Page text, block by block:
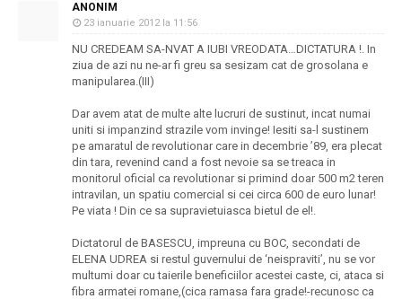
ANONIM
23 ianuarie 2012 la 11:56
NU CREDEAM SA-NVAT A IUBI VREODATA…DICTATURA !. In
ziua de azi nu ne-ar fi greu sa sesizam cat de grosolana e
manipularea.(III)
Dar avem atat de multe alte lucruri de sustinut, incat numai
uniti si impanzind strazile vom invinge! Iesiti sa-l sustinem
pe amaratul de revolutionar care in decembrie ’89, era plecat
din tara, revenind cand a fost nevoie sa se treaca in
monitorul oficial ca revolutionar si primind doar 500 m2 teren
intravilan, un spatiu comercial si cei circa 600 de euro lunar!
Pe viata ! Din ce sa supravietuiasca bietul de el!.
Dictatorul de BASESCU, impreuna cu BOC, secondati de
ELENA UDREA si restul guvernului de ‘neispraviti’, nu se vor
multumi doar cu taierile beneficiilor acestei caste, ci, ataca si
fibra armatei romane,(cica ramasa fara grade!-recunosc ca